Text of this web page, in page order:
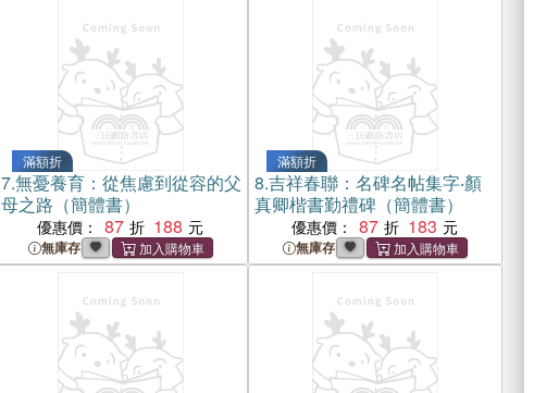
滿額折
7.無憂養育：從焦慮到從容的父
母之路（簡體書）
優惠價： 87 188
無庫存
滿額折
8.吉祥春聯：名碑名帖集字‧顏
真卿楷書勤禮碑（簡體書）
優惠價： 87 183
無庫存